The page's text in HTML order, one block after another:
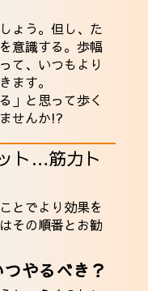
ょう。但し、た
意識する。歩幅
て、いつもより
ます。
」と思って歩く
せんか!?
ト…筋力ト
とでより効果を
その順番とお勧
やるべき？